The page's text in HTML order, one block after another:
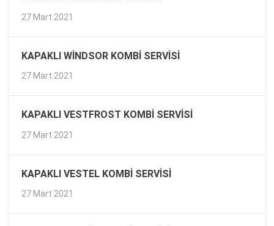
27 Mart 2021
KAPAKLI WINDSOR KOMBI SERVISI
27 Mart 2021
KAPAKLI VESTFROST KOMBI SERVISI
27 Mart 2021
KAPAKLI VESTEL KOMBI SERVISI
27 Mart 2021